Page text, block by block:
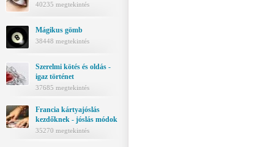
40235 megtekintés
Mágikus gömb
38448 megtekintés
Szerelmi kötés és oldás -
igaz történet
37685 megtekintés
Francia kártyajóslás
kezdőknek - jóslás módok
35270 megtekintés